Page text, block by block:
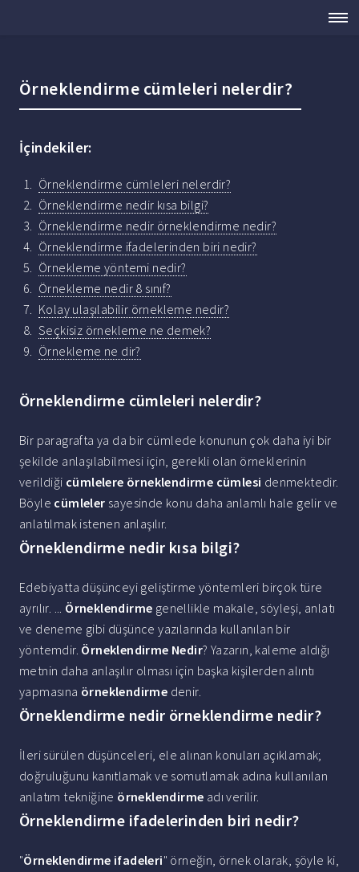
Örneklendirme cümleleri nelerdir?
İçindekiler:
Örneklendirme cümleleri nelerdir?
Örneklendirme nedir kısa bilgi?
Örneklendirme nedir örneklendirme nedir?
Örneklendirme ifadelerinden biri nedir?
Örnekleme yöntemi nedir?
Örnekleme nedir 8 sınıf?
Kolay ulaşılabilir örnekleme nedir?
Seçkisiz örnekleme ne demek?
Örnekleme ne dir?
Örneklendirme cümleleri nelerdir?
Bir paragrafta ya da bir cümlede konunun çok daha iyi bir
şekilde anlaşılabilmesi için, gerekli olan örneklerinin
verildiği cümlelere örneklendirme cümlesi denmektedir.
Böyle cümleler sayesinde konu daha anlamlı hale gelir ve
anlatılmak istenen anlaşılır.
Örneklendirme nedir kısa bilgi?
Edebiyatta düşünceyi geliştirme yöntemleri birçok türe
ayrılır. ... Örneklendirme genellikle makale, söyleşi, anlatı
ve deneme gibi düşünce yazılarında kullanılan bir
yöntemdir. Örneklendirme Nedir? Yazarın, kaleme aldığı
metnin daha anlaşılır olması için başka kişilerden alıntı
yapmasına örneklendirme denir.
Örneklendirme nedir örneklendirme nedir?
İleri sürülen düşünceleri, ele alınan konuları açıklamak;
doğruluğunu kanıtlamak ve somutlamak adına kullanılan
anlatım tekniğine örneklendirme adı verilir.
Örneklendirme ifadelerinden biri nedir?
"Örneklendirme ifadeleri" örneğin, örnek olarak, şöyle ki,